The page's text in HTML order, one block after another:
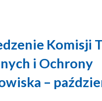
Komisji
i Ochrony
–